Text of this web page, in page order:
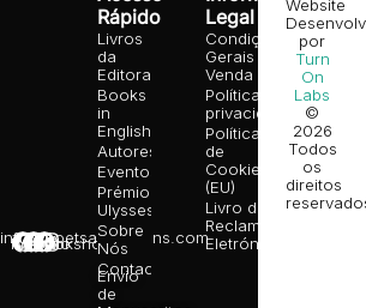
info@poetsandragons.com
Infantil
Adulto
Bookshop
Rápido
Livros
da
Editora
Books
in
English
Autores
Eventos
Prémio
Ulysses
Sobre
Nós
Contactos
Envio
de
Legal
Condições
Gerais de
Venda
Política de
privacidade
Política
de
Cookies
(EU)
Livro de
Reclamações
Eletrónico
Website
por
Turn
On
Labs
©
2026
Todos
os
direitos